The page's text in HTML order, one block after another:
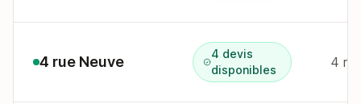
4 rue Neuve
4 devis
disponibles
4 r